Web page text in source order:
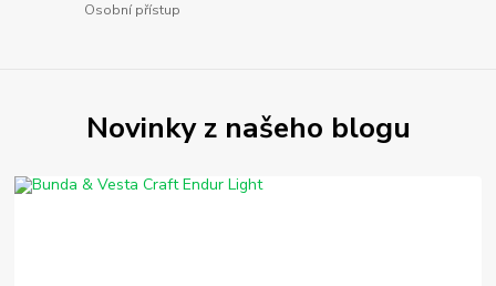
Osobní přístup
Novinky z našeho blogu